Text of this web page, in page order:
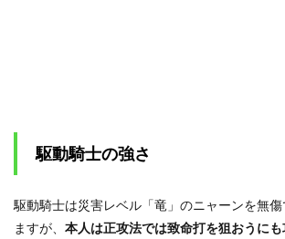
駆動騎士の強さ
駆動騎士は災害レベル「竜」のニャーンを無
ますが、 本人は正攻法では致命打を狙おうに